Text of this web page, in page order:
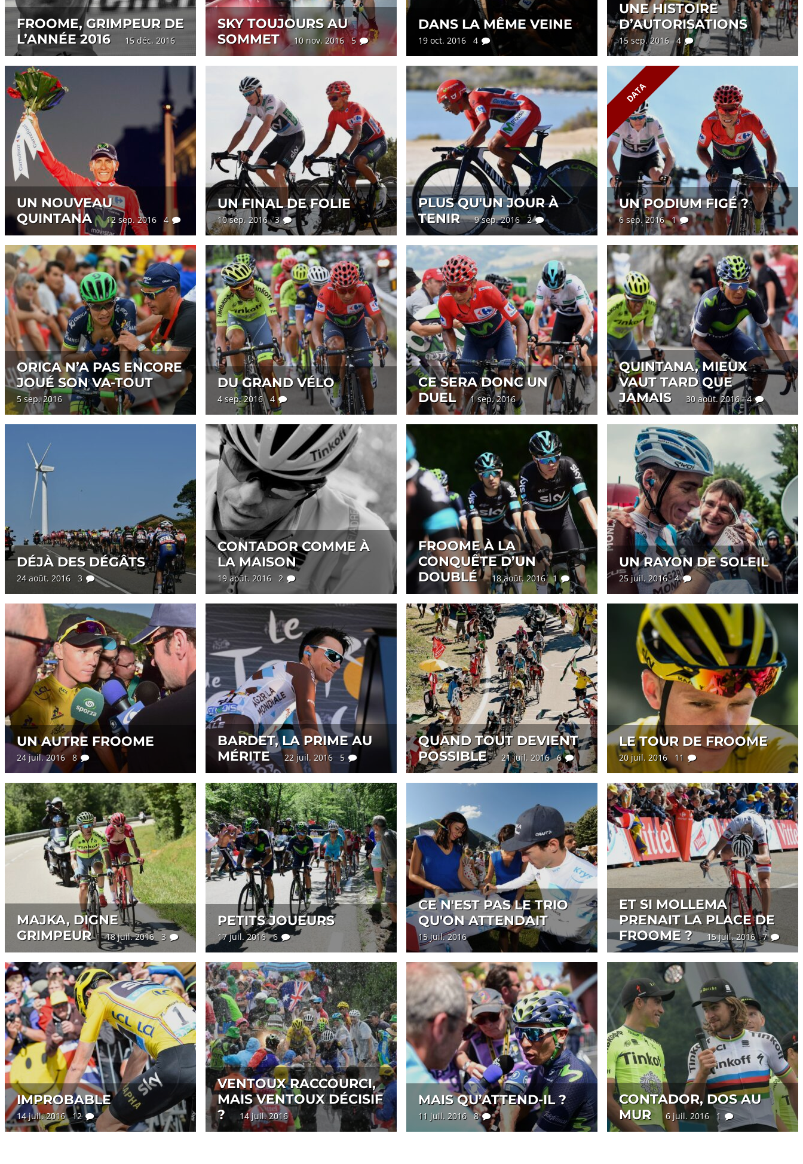
FROOME, GRIMPEUR DE
L’ANNÉE 2016
15 déc. 2016
SKY TOUJOURS AU
SOMMET
10 nov. 2016 5
DANS LA MÊME VEINE
19 oct. 2016 4
UNE HISTOIRE
D’AUTORISATIONS
15 sep. 2016 4
UN NOUVEAU
QUINTANA
12 sep. 2016 4
UN FINAL DE FOLIE
10 sep. 2016 3
PLUS QU'UN JOUR À
TENIR
9 sep. 2016 2
DATA
UN PODIUM FIGÉ ?
6 sep. 2016 1
ORICA N’A PAS ENCORE
JOUÉ SON VA-TOUT
5 sep. 2016
DU GRAND VÉLO
4 sep. 2016 4
CE SERA DONC UN
DUEL
1 sep. 2016
QUINTANA, MIEUX
VAUT TARD QUE
JAMAIS
30 août. 2016 4
DÉJÀ DES DÉGÂTS
24 août. 2016 3
CONTADOR COMME À
LA MAISON
19 août. 2016 2
FROOME À LA
CONQUÊTE D’UN
DOUBLÉ
18 août. 2016 1
UN RAYON DE SOLEIL
25 juil. 2016 4
UN AUTRE FROOME
24 juil. 2016 8
BARDET, LA PRIME AU
MÉRITE
22 juil. 2016 5
QUAND TOUT DEVIENT
POSSIBLE
21 juil. 2016 6
LE TOUR DE FROOME
20 juil. 2016 11
MAJKA, DIGNE
GRIMPEUR
18 juil. 2016 3
PETITS JOUEURS
17 juil. 2016 6
CE N'EST PAS LE TRIO
QU'ON ATTENDAIT
15 juil. 2016
ET SI MOLLEMA
PRENAIT LA PLACE DE
FROOME ?
15 juil. 2016 7
IMPROBABLE
14 juil. 2016 12
VENTOUX RACCOURCI,
MAIS VENTOUX DÉCISIF
?
14 juil. 2016
MAIS QU’ATTEND-IL ?
11 juil. 2016 8
CONTADOR, DOS AU
MUR
6 juil. 2016 1